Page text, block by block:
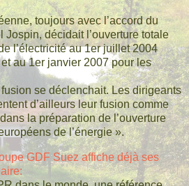
toujours avec l’accord du
Jospin, décidait l’ouverture totale
l’électricité au 1er juillet 2004
au 1er janvier 2007 pour les
se déclenchait. Les dirigeants
d’ailleurs leur fusion comme
la préparation de l’ouverture
de l’énergie ».
GDF Suez affiche déjà ses